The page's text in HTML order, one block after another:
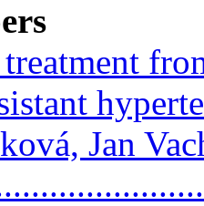
Jan